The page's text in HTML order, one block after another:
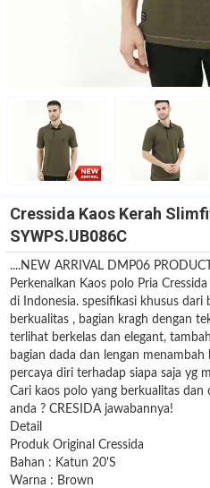
Cressida Kaos Kerah
SYWPS.UB086C
....NEW ARRIVAL DMP06
Perkenalkan Kaos polo Pria
di Indonesia. spesifikasi khusus dari
berkualitas , bagian kragh dengan
terlihat berkelas dan elegant,
bagian dada dan lengan
percaya diri terhadap siapa saja yg
Cari kaos polo yang berkualitas
anda ? CRESIDA jawabannya!
Detail
Produk Original Cressida
Bahan : Katun 20'S
Warna : Brown